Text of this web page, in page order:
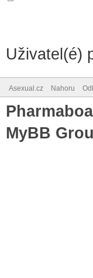
Uživatel(é)
Asexual.cz Nahoru
MyBB